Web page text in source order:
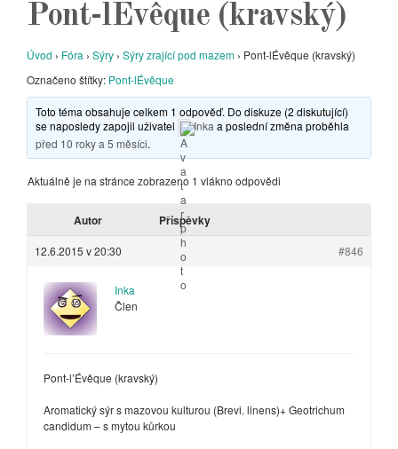
Pont-lÉvêque (kravský)
Úvod › Fóra › Sýry › Sýry zrající pod mazem › Pont-lÉvêque (kravský)
Označeno štítky: Pont-lÉvêque
Toto téma obsahuje celkem 1 odpověď. Do diskuze (2 diskutující)
se naposledy zapojil uživatel
Inka a poslední změna proběhla
před 10 roky a 5 měsíci.
Aktuálně je na stránce zobrazeno 1 vlákno odpovědi
Autor Příspěvky
12.6.2015 v 20:30 #846
Inka
Člen
Pont-l’Évêque (kravský)
Aromatický sýr s mazovou kulturou (Brevi. linens)+ Geotrichum
candidum – s mytou kůrkou